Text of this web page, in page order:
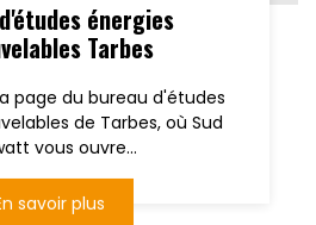
énergies
Tarbes
page du bureau d'études
de Tarbes, où Sud
vous ouvre...
savoir plus